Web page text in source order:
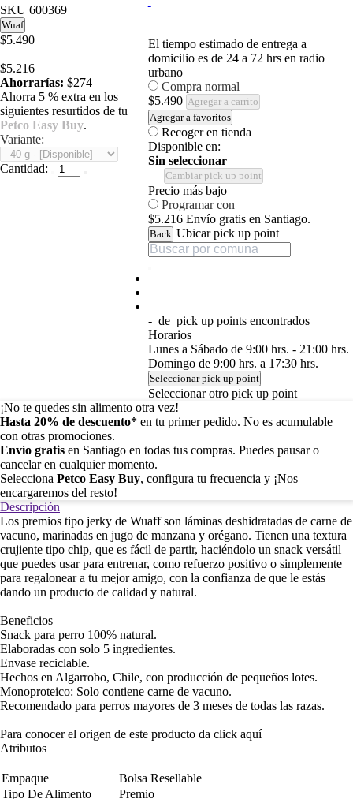
SKU 600369
Wuaf
$5.490
$5.216
Ahorrarías: $274
Ahorra 5 % extra en los
siguientes resurtidos de tu
Petco Easy Buy.
Variante:
Cantidad:
El tiempo estimado de entrega a
domicilio es de 24 a 72 hrs en radio
urbano
Compra normal
$5.490 Agregar a carrito
Agregar a favoritos
Recoger en tienda
Disponible en:
Sin seleccionar
Cambiar pick up point
Precio más bajo
Programar con
$5.216 Envío gratis en Santiago.
Back Ubicar pick up point
- de pick up points encontrados
Horarios
Lunes a Sábado de 9:00 hrs. - 21:00 hrs.
Domingo de 9:00 hrs. a 17:30 hrs.
Seleccionar pick up point
Seleccionar otro pick up point
¡No te quedes sin alimento otra vez!
Hasta 20% de descuento* en tu primer pedido. No es acumulable
con otras promociones.
Envío gratis en Santiago en todas tus compras. Puedes pausar o
cancelar en cualquier momento.
Selecciona Petco Easy Buy, configura tu frecuencia y ¡Nos
encargaremos del resto!
Descripción
Los premios tipo jerky de Wuaff son láminas deshidratadas de carne de
vacuno, marinadas en jugo de manzana y orégano. Tienen una textura
crujiente tipo chip, que es fácil de partir, haciéndolo un snack versátil
que puedes usar para entrenar, como refuerzo positivo o simplemente
para regalonear a tu mejor amigo, con la confianza de que le estás
dando un producto de calidad y natural.
Beneficios
Snack para perro 100% natural.
Elaboradas con solo 5 ingredientes.
Envase reciclable.
Hechos en Algarrobo, Chile, con producción de pequeños lotes.
Monoproteico: Solo contiene carne de vacuno.
Recomendado para perros mayores de 3 meses de todas las razas.
Para conocer el origen de este producto da click aquí
Atributos
Empaque
Bolsa Resellable
Tipo De Alimento
Premio